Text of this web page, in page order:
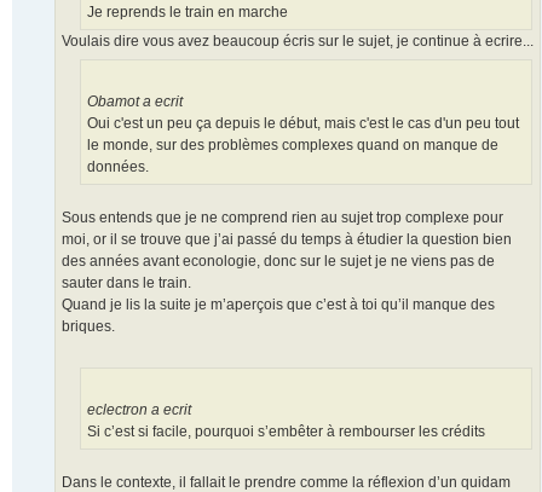
Je reprends le train en marche
Voulais dire vous avez beaucoup écris sur le sujet, je continue à ecrire...
Obamot a ecrit
Oui c'est un peu ça depuis le début, mais c'est le cas d'un peu tout
le monde, sur des problèmes complexes quand on manque de
données.
Sous entends que je ne comprend rien au sujet trop complexe pour
moi, or il se trouve que j’ai passé du temps à étudier la question bien
des années avant econologie, donc sur le sujet je ne viens pas de
sauter dans le train.
Quand je lis la suite je m’aperçois que c’est à toi qu’il manque des
briques.
eclectron a ecrit
Si c’est si facile, pourquoi s’embêter à rembourser les crédits
Dans le contexte, il fallait le prendre comme la réflexion d’un quidam